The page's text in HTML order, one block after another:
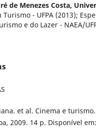
de Menezes Costa,
Turismo - UFPA (2013);
e do Lazer - NAEA/
et al. Cinema e
2009. 14 p. Disponível em: